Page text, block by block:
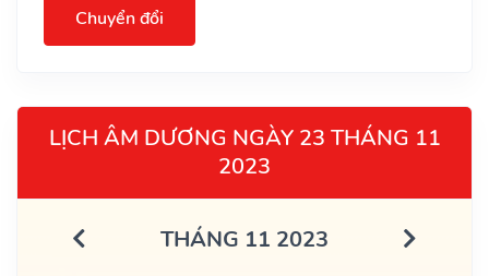
Chuyển đổi
LỊCH ÂM DƯƠNG NGÀY 23 THÁNG 11
2023
THÁNG 11 2023